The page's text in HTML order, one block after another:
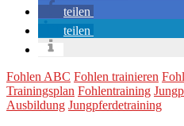
teilen
teilen
Fohlen ABC Fohlen trainieren
Trainingsplan Fohlentraining
Ausbildung Jungpferdetraining